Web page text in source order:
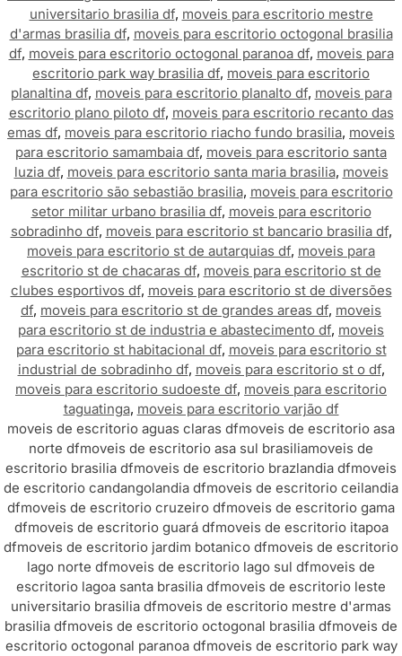
universitario brasilia df, moveis para escritorio mestre
d'armas brasilia df, moveis para escritorio octogonal brasilia
df, moveis para escritorio octogonal paranoa df, moveis para
escritorio park way brasilia df, moveis para escritorio
planaltina df, moveis para escritorio planalto df, moveis para
escritorio plano piloto df, moveis para escritorio recanto das
emas df, moveis para escritorio riacho fundo brasilia, moveis
para escritorio samambaia df, moveis para escritorio santa
luzia df, moveis para escritorio santa maria brasilia, moveis
para escritorio são sebastião brasilia, moveis para escritorio
setor militar urbano brasilia df, moveis para escritorio
sobradinho df, moveis para escritorio st bancario brasilia df,
moveis para escritorio st de autarquias df, moveis para
escritorio st de chacaras df, moveis para escritorio st de
clubes esportivos df, moveis para escritorio st de diversões
df, moveis para escritorio st de grandes areas df, moveis
para escritorio st de industria e abastecimento df, moveis
para escritorio st habitacional df, moveis para escritorio st
industrial de sobradinho df, moveis para escritorio st o df,
moveis para escritorio sudoeste df, moveis para escritorio
taguatinga, moveis para escritorio varjão df
moveis de escritorio aguas claras dfmoveis de escritorio asa
norte dfmoveis de escritorio asa sul brasiliamoveis de
escritorio brasilia dfmoveis de escritorio brazlandia dfmoveis
de escritorio candangolandia dfmoveis de escritorio ceilandia
dfmoveis de escritorio cruzeiro dfmoveis de escritorio gama
dfmoveis de escritorio guará dfmoveis de escritorio itapoa
dfmoveis de escritorio jardim botanico dfmoveis de escritorio
lago norte dfmoveis de escritorio lago sul dfmoveis de
escritorio lagoa santa brasilia dfmoveis de escritorio leste
universitario brasilia dfmoveis de escritorio mestre d'armas
brasilia dfmoveis de escritorio octogonal brasilia dfmoveis de
escritorio octogonal paranoa dfmoveis de escritorio park way